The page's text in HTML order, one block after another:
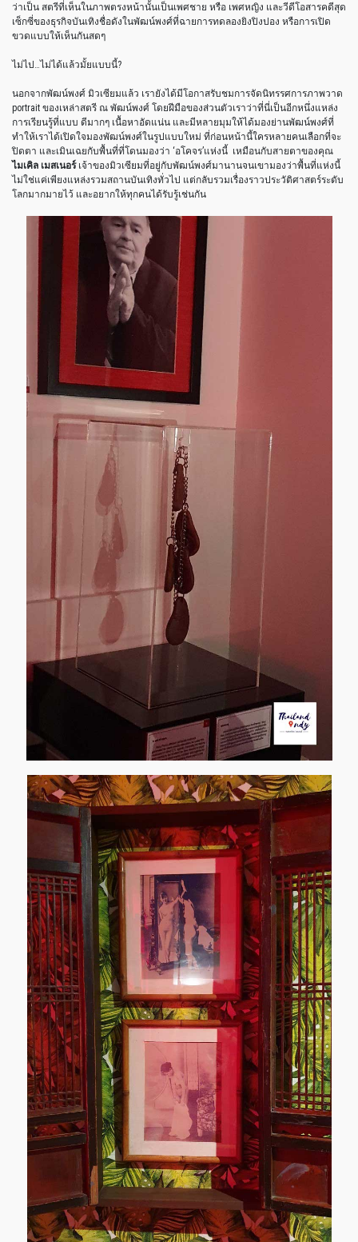
ว่าเป็น สตรีที่เห็นในภาพตรงหน้านั้นเป็นเพศชาย หรือ เพศหญิง และวีดีโอสารคดีสุด
เซ็กซี่ของธุรกิจบันเทิงชื่อดังในพัฒน์พงศ์ที่ฉายการทดลองยิงปิงปอง หรือการเปิด
ขวดแบบให้เห็นกันสดๆ
ไม่ไป …ไม่ได้แล้วมั้ยแบบนี้?
นอกจากพัฒน์พงศ์ มิวเซียมแล้ว เรายังได้มีโอกาสรับชมการจัดนิทรรศการภาพวาด
portrait ของเหล่าสตรี ณ พัฒน์พงศ์ โดยฝีมือของส่วนตัวเราว่าที่นี่เป็นอีกหนึ่งแหล่ง
การเรียนรู้ที่แบบ ดีมากๆ เนื้อหาอัดแน่น และมีหลายมุมให้ได้มองย่านพัฒน์พงศ์ที่
ทำให้เราได้เปิดใจมองพัฒน์พงศ์ในรูปแบบใหม่ ที่ก่อนหน้านี้ใครหลายคนเลือกที่จะ
ปิดตา และเมินเฉยกับพื้นที่ที่โดนมองว่า ‘อโคจร’แห่งนี้ เหมือนกับสายตาของคุณ
ไมเคิล เมสเนอร์ เจ้าของมิวเซียมที่อยู่กับพัฒน์พงศ์มานานจนเขามองว่าพื้นที่แห่งนี้
ไม่ใช่แค่เพียงแหล่งรวมสถานบันเทิงทั่วไป แต่กลับรวมเรื่องราวประวัติศาสตร์ระดับ
โลกมากมายไว้ และอยากให้ทุกคนได้รับรู้เช่นกัน